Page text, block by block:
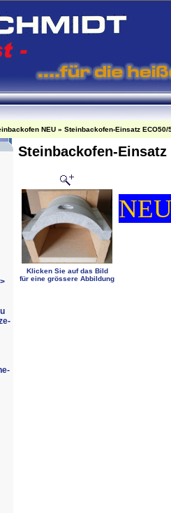
NEU » Steinbackofen-Einsatz
Steinbackofen-
Klicken Sie auf das Bild
für eine grössere Abbildung